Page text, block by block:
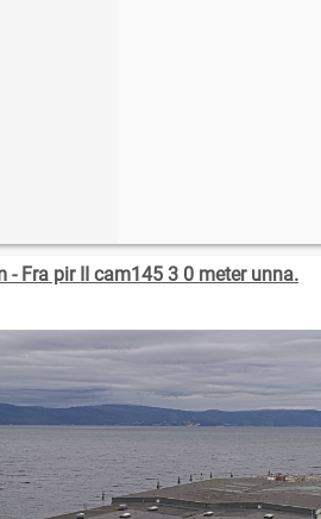
- Fra pir II cam145 3 0 meter unna.